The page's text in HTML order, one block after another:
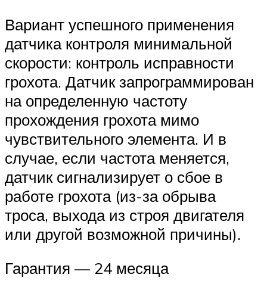
Вариант успешного применения
датчика контроля минимальной
скорости: контроль исправности
грохота. Датчик запрограммирован
на определенную частоту
прохождения грохота мимо
чувствительного элемента. И в
случае, если частота меняется,
датчик сигнализирует о сбое в
работе грохота (из-за обрыва
троса, выхода из строя двигателя
или другой возможной причины).
Гарантия — 24 месяца